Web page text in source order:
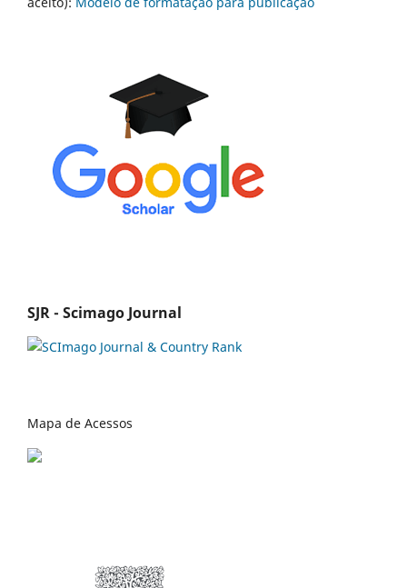
SJR - Scimago Journal
Mapa de Acessos